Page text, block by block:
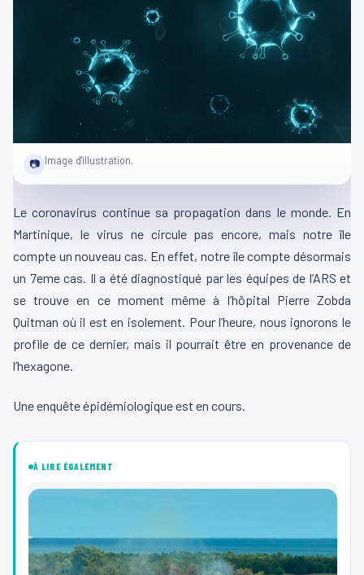
📷 Image d'illustration.
Le coronavirus continue sa propagation dans le monde. En
Martinique, le virus ne circule pas encore, mais notre île
compte un nouveau cas. En effet, notre île compte désormais
un 7eme cas. Il a été diagnostiqué par les équipes de l’ARS et
se trouve en ce moment même à l’hôpital Pierre Zobda
Quitman où il est en isolement. Pour l’heure, nous ignorons le
profile de ce dernier, mais il pourrait être en provenance de
l’hexagone.
Une enquête épidémiologique est en cours.
À LIRE ÉGALEMENT